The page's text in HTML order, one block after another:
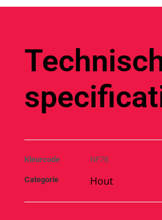
Kleurcode NF78
Categorie Hout